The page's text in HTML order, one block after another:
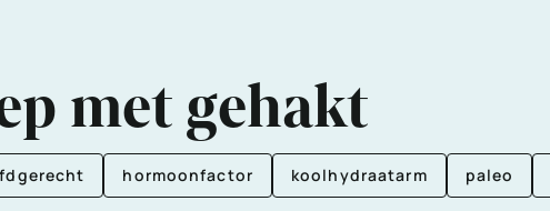
met gehakt
hormoonfactor koolhydraatarm paleo